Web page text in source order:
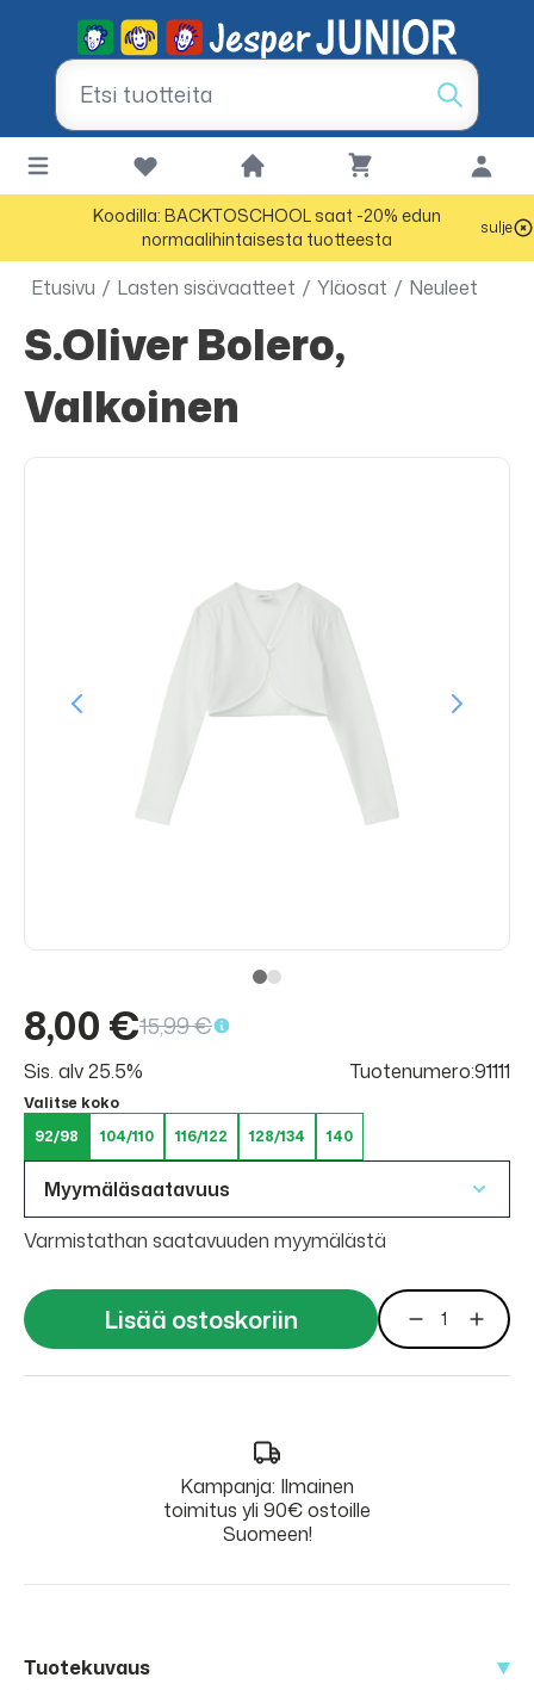
Koodilla: BACKTOSCHOOL saat -20% edun
normaalihintaisesta tuotteesta
sulje
Etusivu / Lasten sisävaatteet / Yläosat / Neuleet
s.Oliver Bolero,
Valkoinen
8,00 €15,99 €
Sis. alv 25.5% Tuotenumero:91111
Valitse koko
92/98
104/110 116/122 128/134 140
Myymäläsaatavuus
Varmistathan saatavuuden myymälästä
Lisää ostoskoriin
Kampanja: Ilmainen
toimitus yli 90€ ostoille
Suomeen!
Tuotekuvaus